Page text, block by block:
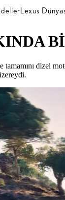
Lexus
tamamını dizel